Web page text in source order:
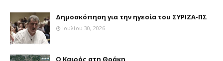
Δημοσκόπηση για την ηγεσία του ΣΥΡΙΖΑ-ΠΣ
Ιουλίου 30, 2026
Ο Καιρός στη Θράκη